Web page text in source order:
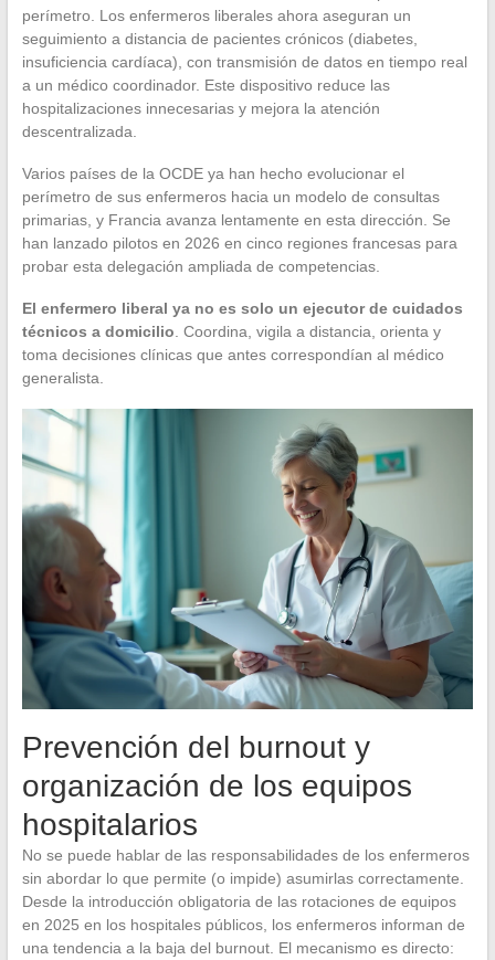
perímetro. Los enfermeros liberales ahora aseguran un
seguimiento a distancia de pacientes crónicos (diabetes,
insuficiencia cardíaca), con transmisión de datos en tiempo real
a un médico coordinador. Este dispositivo reduce las
hospitalizaciones innecesarias y mejora la atención
descentralizada.
Varios países de la OCDE ya han hecho evolucionar el
perímetro de sus enfermeros hacia un modelo de consultas
primarias, y Francia avanza lentamente en esta dirección. Se
han lanzado pilotos en 2026 en cinco regiones francesas para
probar esta delegación ampliada de competencias.
El enfermero liberal ya no es solo un ejecutor de cuidados
técnicos a domicilio . Coordina, vigila a distancia, orienta y
toma decisiones clínicas que antes correspondían al médico
generalista.
Prevención del burnout y
organización de los equipos
hospitalarios
No se puede hablar de las responsabilidades de los enfermeros
sin abordar lo que permite (o impide) asumirlas correctamente.
Desde la introducción obligatoria de las rotaciones de equipos
en 2025 en los hospitales públicos, los enfermeros informan de
una tendencia a la baja del burnout. El mecanismo es directo: